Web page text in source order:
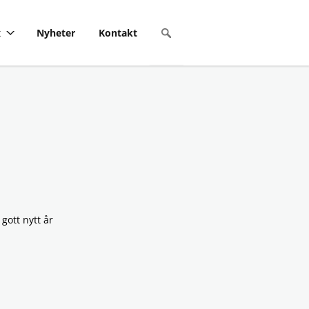
Nyheter Kontakt
gott nytt år